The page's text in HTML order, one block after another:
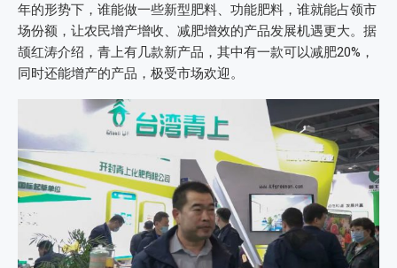
年的形势下，谁能做一些新型肥料、功能肥料，谁就能占领市
场份额，让农民增产增收、减肥增效的产品发展机遇更大。据
颉红涛介绍，青上有几款新产品，其中有一款可以减肥20%，
同时还能增产的产品，极受市场欢迎。